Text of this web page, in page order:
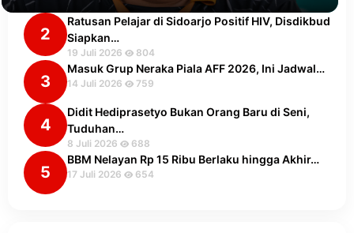
2
Ratusan Pelajar di Sidoarjo Positif HIV, Disdikbud
Siapkan…
19 Juli 2026 804
3
Masuk Grup Neraka Piala AFF 2026, Ini Jadwal…
14 Juli 2026 759
4
Didit Hediprasetyo Bukan Orang Baru di Seni,
Tuduhan…
8 Juli 2026 688
5
BBM Nelayan Rp 15 Ribu Berlaku hingga Akhir…
17 Juli 2026 654